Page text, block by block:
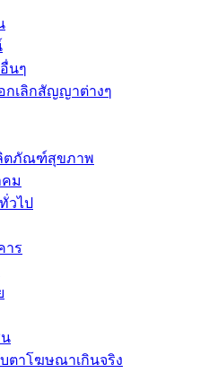
นๆ
กเลิกสัญญาต่างๆ
ตภัณฑ์สุขภาพ
ม
วไป
าร
ตาโฆษณาเกินจริง